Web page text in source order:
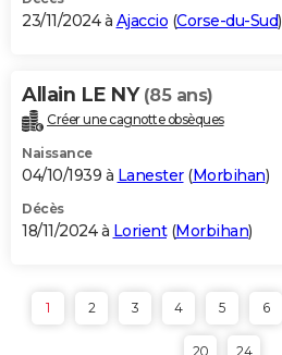
23/11/2024 à Ajaccio (Corse-du-Sud)
Allain LE NY (85 ans)
Créer une cagnotte obsèques
Naissance
04/10/1939 à Lanester(Morbihan)
Décès
18/11/2024 à Lorient(Morbihan)
1 2 3 4 5 6
20 24